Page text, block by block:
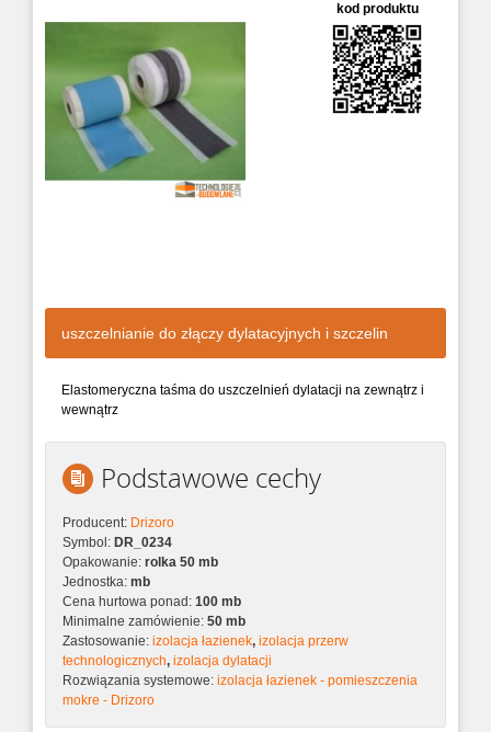
uszczelnianie do złączy dylatacyjnych i szczelin
Elastomeryczna taśma do uszczelnień dylatacji na zewnątrz i
wewnątrz
Podstawowe cechy
Producent: Drizoro
Symbol: DR_0234
Opakowanie: rolka 50 mb
Jednostka: mb
Cena hurtowa ponad: 100 mb
Minimalne zamówienie: 50 mb
Zastosowanie: izolacja łazienek, izolacja przerw
technologicznych, izolacja dylatacji
Rozwiązania systemowe: izolacja łazienek - pomieszczenia
mokre - Drizoro
kod produktu